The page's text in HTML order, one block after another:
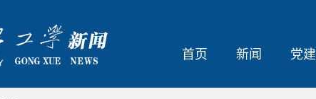
首页 新闻 党建